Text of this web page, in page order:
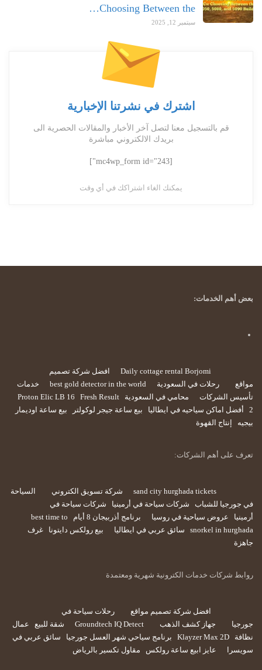
Choosing Between the…
سبتمبر 12, 2025
اشترك في نشرتنا الإخبارية
قم بالتسجيل معنا لتصل آخر الأخبار والمقالات الحصرية الى
بريدك الالكتروني مباشرة
[mc4wp_form id="243"]
يمكنك الغاء اشتراكك في أي وقت
بعض أهم الخدمات:
Daily cottage rental Borjomi
افضل شركة تصميم
مواقع
رحلات في السعودية best gold detector in the world
خدمات
تأسيس الشركات
محامي في السعودية Proton Elic LB 16
Fresh Result
2
أفضل اماكن سياحيه في ايطاليا بيع ساعة جيجر لوكولتر
بيع ساعة اوديمار
بيجيه
إنتاج القهوة
تعرف على أهم الشركات:
sand city hurghada tickets شركة تسويق الكتروني
السياحة
في جورجيا للشباب
شركات سياحة في أرمينيا
شركات سياحة في
أرمينيا
عروض سياحية في روسيا برنامج أذربيجان 8 أيام
best time to
snorkel in hurghada
سائق عربي في ايطاليا بيع رولكس دايتونا
غرف
جاهزة
روابط شركات خدمات الكترونية شهرية ومعتمدة
افضل شركة تصميم مواقع
رحلات سياحة في
جورجيا
جهاز كشف الذهب Groundtech IQ Detect شقة للبيع
عمال
نظافة
Klayzer Max 2D برنامج سياحي شهر العسل جورجيا
سائق عربي في
سويسرا
عايز ابيع ساعة رولكس مقاول تكسير بالرياض